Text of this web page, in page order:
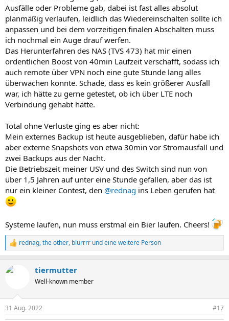
Ausfälle oder Probleme gab, dabei ist fast alles absolut
planmäßig verlaufen, leidlich das Wiedereinschalten sollte ich
anpassen und bei dem vorzeitigen finalen Abschalten muss
ich nochmal ein Auge drauf werfen.
Das Herunterfahren des NAS (TVS 473) hat mir einen
ordentlichen Boost von 40min Laufzeit verschafft, sodass ich
auch remote über VPN noch eine gute Stunde lang alles
überwachen konnte. Schade, dass es kein größerer Ausfall
war, ich hätte zu gerne getestet, ob ich über LTE noch
Verbindung gehabt hätte.
Total ohne Verluste ging es aber nicht:
Mein externes Backup ist heute ausgeblieben, dafür habe ich
aber externe Snapshots von etwa 30min vor Stromausfall und
zwei Backups aus der Nacht.
Die Betriebszeit meiner USV und des Switch sind nun von
über 1,5 Jahren auf unter eine Stunde gefallen, aber das ist
nur ein kleiner Contest, den @rednag ins Leben gerufen hat
Systeme laufen, nun muss erstmal ein Bier laufen. Cheers!
R
e
k
e
rednag,the other, blurrrr und eine weitere Person
tiermutter
Well-known member
31 Aug. 2022 #17